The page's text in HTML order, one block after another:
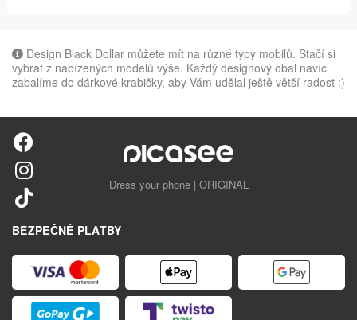
Design Black Dollar můžete mít na různé typy mobilů. Stačí si
vybrat z nabízených modelů výše. Každý designový obal navíc
zabalíme do dárkové krabičky, aby Vám udělal ještě větší radost :)
Dress your phone | ORIGINAL
BEZPEČNÉ PLATBY